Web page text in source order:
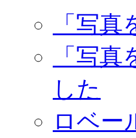
「写
「写
した
ロベー